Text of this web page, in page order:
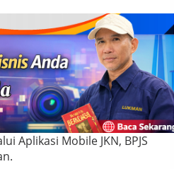
Aplikasi Mobile JKN, BPJS